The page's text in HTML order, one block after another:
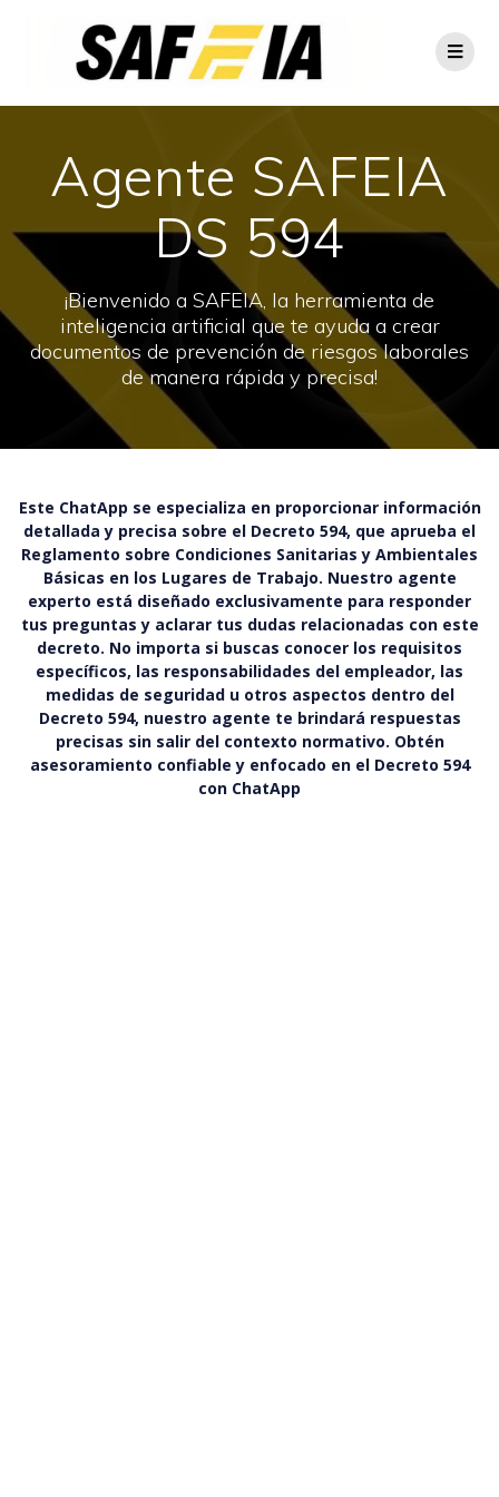
Agente SAFEIA
DS 594
¡Bienvenido a SAFEIA, la herramienta de
inteligencia artificial que te ayuda a crear
documentos de prevención de riesgos laborales
de manera rápida y precisa!
Este ChatApp se especializa en proporcionar información
detallada y precisa sobre el Decreto 594, que aprueba el
Reglamento sobre Condiciones Sanitarias y Ambientales
Básicas en los Lugares de Trabajo. Nuestro agente
experto está diseñado exclusivamente para responder
tus preguntas y aclarar tus dudas relacionadas con este
decreto. No importa si buscas conocer los requisitos
específicos, las responsabilidades del empleador, las
medidas de seguridad u otros aspectos dentro del
Decreto 594, nuestro agente te brindará respuestas
precisas sin salir del contexto normativo. Obtén
asesoramiento confiable y enfocado en el Decreto 594
con ChatApp